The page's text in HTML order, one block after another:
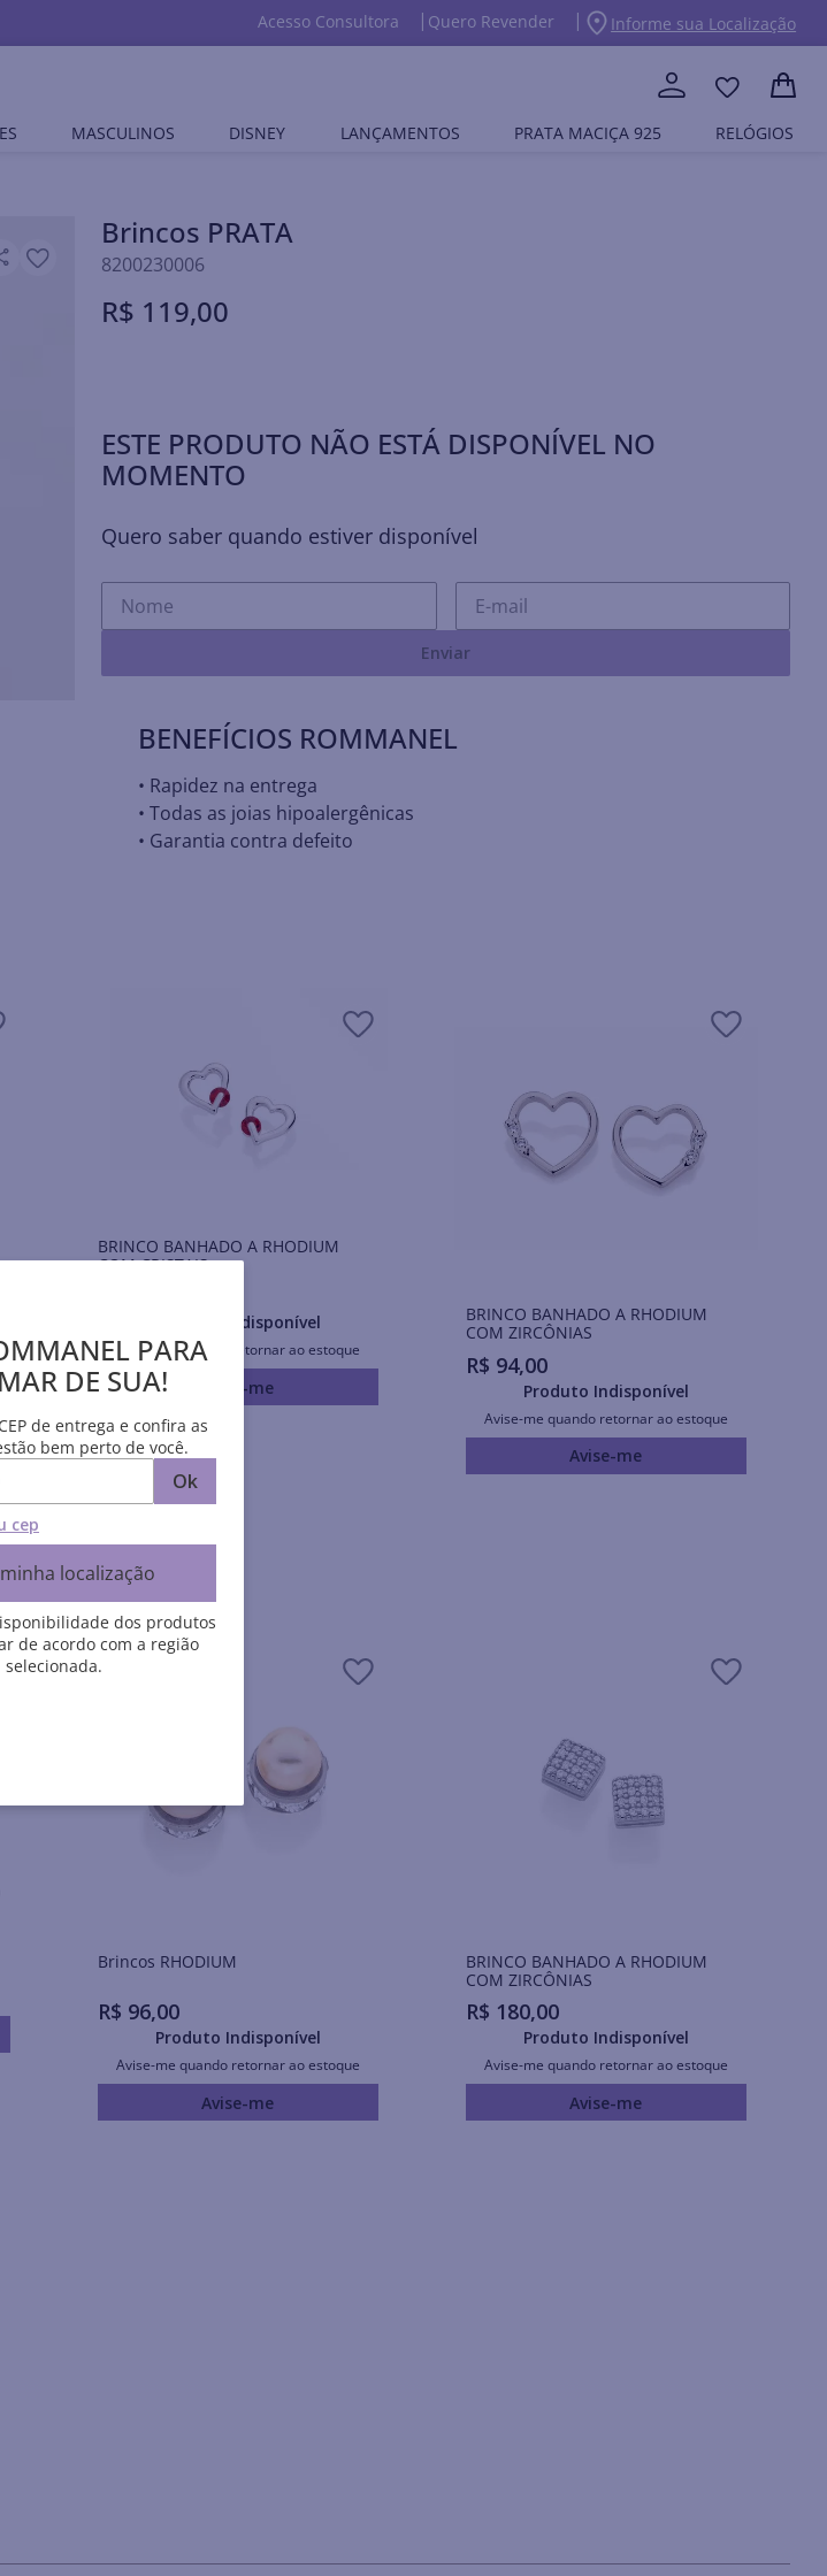
Acesso Consultora Quero Revender Informe sua Localização
MASCULINOS DISNEY LANÇAMENTOS PRATA MACIÇA 925 RELÓGIOS
Brincos PRATA
8200230006
R$ 119,00
ESTE PRODUTO NÃO ESTÁ DISPONÍVEL NO
MOMENTO
Quero saber quando estiver disponível
Enviar
BENEFÍCIOS ROMMANEL
• Rapidez na entrega
• Todas as joias hipoalergênicas
• Garantia contra defeito
BRINCO BANHADO A RHODIUM
COM CRISTAIS
Produto Indisponível
Avise-me quando retornar ao estoque
Avise-me
BRINCO BANHADO A RHODIUM
COM ZIRCÔNIAS
R$ 94,00
Produto Indisponível
Avise-me quando retornar ao estoque
Avise-me
Brincos RHODIUM
R$ 96,00
Produto Indisponível
Avise-me quando retornar ao estoque
Avise-me
BRINCO BANHADO A RHODIUM
COM ZIRCÔNIAS
R$ 180,00
Produto Indisponível
Avise-me quando retornar ao estoque
Avise-me
PARA
DE SUA!
de entrega e confira as
bem perto de você.
Ok
cep
localização
dos produtos
de acordo com a região
selecionada.